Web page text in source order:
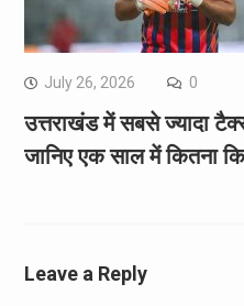
July 26, 2026 0
उत्तराखंड में सबसे ज्यादा
जानिए एक साल में कितना
Leave a Reply